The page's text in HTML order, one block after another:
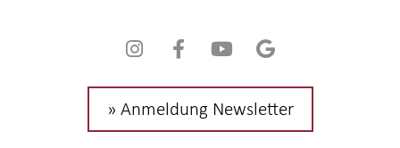
» Anmeldung Newsletter